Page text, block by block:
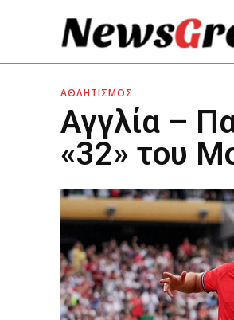
ΑΘΛΗΤΙΣΜΟΣ
Αγγλία –
«32» του